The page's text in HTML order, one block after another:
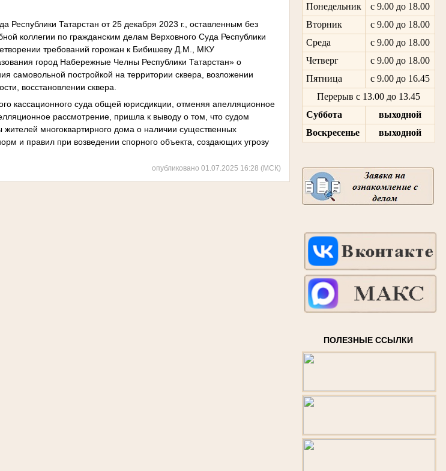
Понедельник
с 9.00 до 18.00
Вторник
с 9.00 до 18.00
Среда
с 9.00 до 18.00
Четверг
с 9.00 до 18.00
Пятница
с 9.00 до 16.45
Перерыв с 13.00 до 13.45
Суббота
выходной
Воскресенье
выходной
ПОЛЕЗНЫЕ ССЫЛКИ
Республики Татарстан от 25 декабря 2023 г., оставленным без
коллегии по гражданским делам Верховного Суда Республики
требований горожан к Бибишеву Д.М., МКУ
город Набережные Челны Республики Татарстан» о
самовольной постройкой на территории сквера, возложении
восстановлении сквера.
кассационного суда общей юрисдикции, отменяя апелляционное
рассмотрение, пришла к выводу о том, что судом
многоквартирного дома о наличии существенных
и правил при возведении спорного объекта, создающих угрозу
опубликовано 01.07.2025 16:28 (МСК)